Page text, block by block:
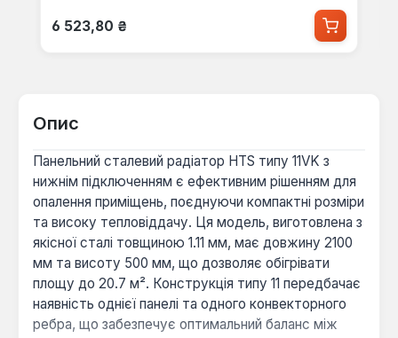
Звичайна ціна:
6 523,80 ₴
Опис
Панельний сталевий радіатор HTS типу 11VK з
нижнім підключенням є ефективним рішенням для
опалення приміщень, поєднуючи компактні розміри
та високу тепловіддачу. Ця модель, виготовлена з
якісної сталі товщиною 1.11 мм, має довжину 2100
мм та висоту 500 мм, що дозволяє обігрівати
площу до 20.7 м². Конструкція типу 11 передбачає
наявність однієї панелі та одного конвекторного
ребра, що забезпечує оптимальний баланс між